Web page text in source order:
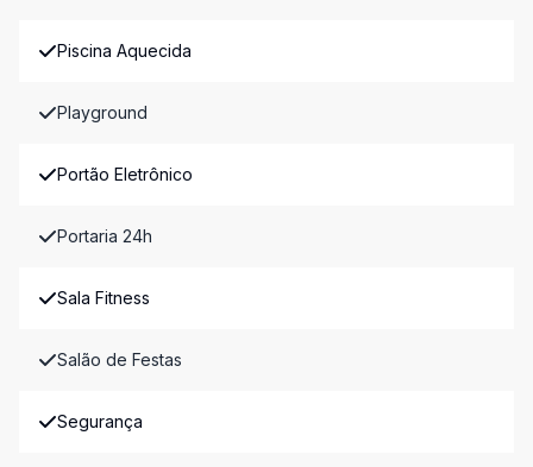
Piscina Aquecida
Playground
Portão Eletrônico
Portaria 24h
Sala Fitness
Salão de Festas
Segurança